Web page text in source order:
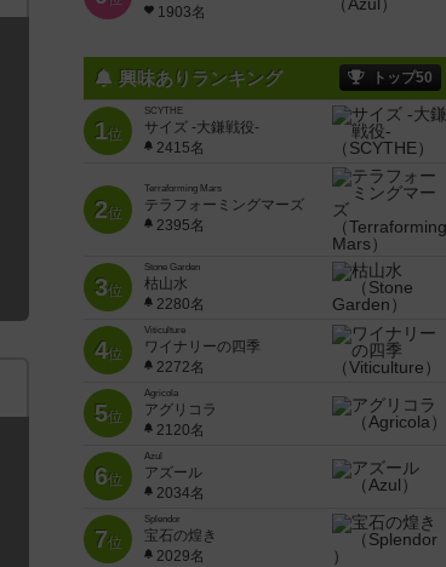
1903名
興味ありランキング トップ50
1位
SCYTHE
サイズ -大鎌戦役-
2415名
2位
Terraforming Mars
テラフォーミングマーズ
2395名
3位
Stone Garden
枯山水
2280名
4位
Viticulture
ワイナリーの四季
2272名
5位
Agricola
アグリコラ
2120名
6位
Azul
アズール
2034名
7位
Splendor
宝石の煌き
2029名